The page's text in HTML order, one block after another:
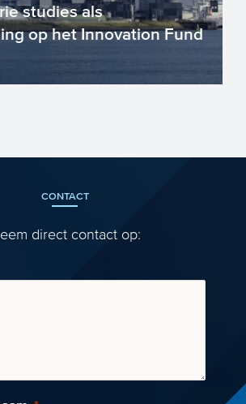
studies als
op het Innovation Fund
koolstofar...
CONTACT
direct contact op: